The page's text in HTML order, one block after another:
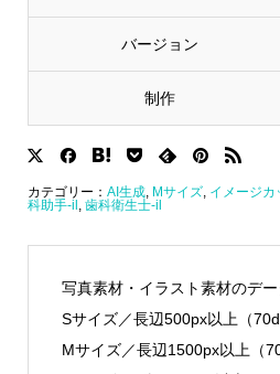
バージョン
制作
カテゴリー： AI生成, Mサイズ, イメージカ
科助手-il 歯科衛生士-il
写真素材・イラスト素材のデ
Sサイズ／長辺500px以上（
Mサイズ／長辺1500px以上（